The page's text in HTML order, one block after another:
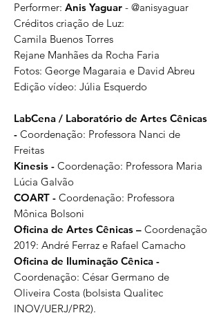
Performer: Anis Yaguar - @anisyaguar
Créditos criação de Luz:
Camila Buenos Torres
Rejane Manhães da Rocha Faria
Fotos: George Magaraia e David Abreu
Edição vídeo: Júlia Esquerdo
LabCena / Laboratório de Artes Cênicas
- Coordenação: Professora Nanci de
Freitas
Kinesis - Coordenação: Professora Maria
Lúcia Galvão
COART - Coordenação: Professora
Mônica Bolsoni
Oficina de Artes Cênicas – Coordenação
2019: André Ferraz e Rafael Camacho
Oficina de Iluminação Cênica -
Coordenação: César Germano de
Oliveira Costa (bolsista Qualitec
INOV/UERJ/PR2).